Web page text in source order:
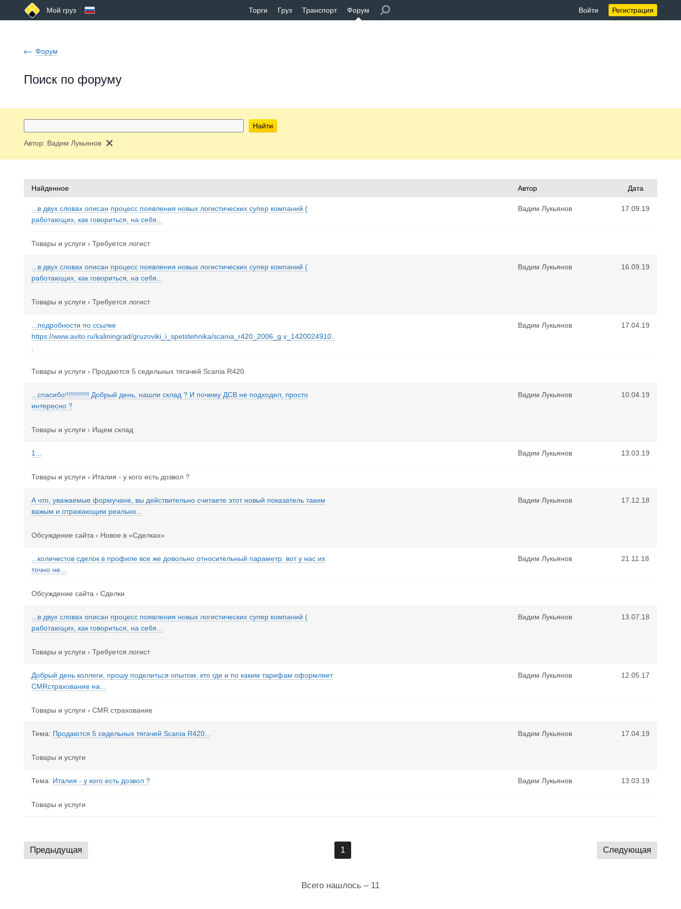
Мой груз Торги Груз Транспорт Форум Войти Регистрация
Форум
Поиск по форуму
Найти
Автор: Вадим Лукьянов
Найденное Автор Дата
...в двух словах описан процесс появления новых логистических супер компаний (
работающих, как говориться, на себя...
Вадим Лукьянов 17.09.19
Товары и услуги › Требуется логист
...в двух словах описан процесс появления новых логистических супер компаний (
работающих, как говориться, на себя...
Вадим Лукьянов 16.09.19
Товары и услуги › Требуется логист
...подробности по ссылке
https://www.avito.ru/kaliningrad/gruzoviki_i_spetstehnika/scania_r420_2006_g.v_1420024910..
Вадим Лукьянов 17.04.19
Товары и услуги › Продаются 5 седельных тягачей Scania R420
...спасибо!!!!!!!!!!!! Добрый день, нашли склад ? И почему ДСВ не подходил, просто
интересно ?
Вадим Лукьянов 10.04.19
Товары и услуги › Ищем склад
1... Вадим Лукьянов 13.03.19
Товары и услуги › Италия - у кого есть дозвол ?
А что, уважаемые формучане, вы действительно считаете этот новый показатель таким
важым и отражающим реально...
Вадим Лукьянов 17.12.18
Обсуждение сайта › Новое в «Сделках»
...количестов сделок в профиле все же довольно относительный параметр. вот у нас их
точно не...
Вадим Лукьянов 21.11.18
Обсуждение сайта › Сделки
...в двух словах описан процесс появления новых логистических супер компаний (
работающих, как говориться, на себя...
Вадим Лукьянов 13.07.18
Товары и услуги › Требуется логист
Добрый день коллеги, прошу поделиться опытом, кто где и по каким тарифам оформляет
CMRстрахование на...
Вадим Лукьянов 12.05.17
Товары и услуги › CMR страхование
Тема: Продаются 5 седельных тягачей Scania R420... Вадим Лукьянов 17.04.19
Товары и услуги
Тема: Италия - у кого есть дозвол ? Вадим Лукьянов 13.03.19
Товары и услуги
Предыдущая 1 Следующая
Всего нашлось – 11